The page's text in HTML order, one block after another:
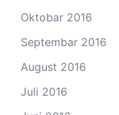
Oktobar 2016
Septembar 2016
August 2016
Juli 2016